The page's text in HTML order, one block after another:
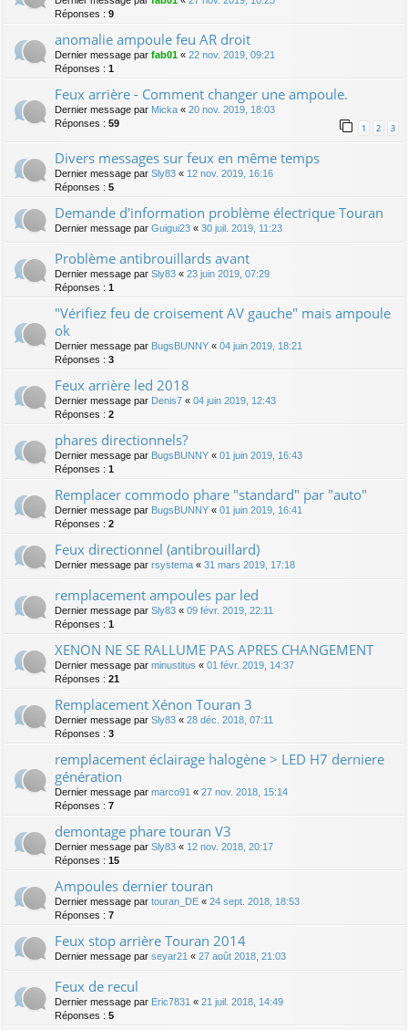
Réponses : 9
anomalie ampoule feu AR droit
Dernier message par fab01 « 22 nov. 2019, 09:21
Réponses : 1
Feux arrière - Comment changer une ampoule.
Dernier message par Micka « 20 nov. 2019, 18:03
Réponses : 59 1 2 3
Divers messages sur feux en même temps
Dernier message par Sly83 « 12 nov. 2019, 16:16
Réponses : 5
Demande d'information problème électrique Touran
Dernier message par Guigui23 « 30 juil. 2019, 11:23
Problème antibrouillards avant
Dernier message par Sly83 « 23 juin 2019, 07:29
Réponses : 1
"Vérifiez feu de croisement AV gauche" mais ampoule
ok
Dernier message par BugsBUNNY « 04 juin 2019, 18:21
Réponses : 3
Feux arrière led 2018
Dernier message par Denis7 « 04 juin 2019, 12:43
Réponses : 2
phares directionnels?
Dernier message par BugsBUNNY « 01 juin 2019, 16:43
Réponses : 1
Remplacer commodo phare "standard" par "auto"
Dernier message par BugsBUNNY « 01 juin 2019, 16:41
Réponses : 2
Feux directionnel (antibrouillard)
Dernier message par rsystema « 31 mars 2019, 17:18
remplacement ampoules par led
Dernier message par Sly83 « 09 févr. 2019, 22:11
Réponses : 1
XENON NE SE RALLUME PAS APRES CHANGEMENT
Dernier message par minustitus « 01 févr. 2019, 14:37
Réponses : 21
Remplacement Xénon Touran 3
Dernier message par Sly83 « 28 déc. 2018, 07:11
Réponses : 3
remplacement éclairage halogène > LED H7 derniere
génération
Dernier message par marco91 « 27 nov. 2018, 15:14
Réponses : 7
demontage phare touran V3
Dernier message par Sly83 « 12 nov. 2018, 20:17
Réponses : 15
Ampoules dernier touran
Dernier message par touran_DE « 24 sept. 2018, 18:53
Réponses : 7
Feux stop arrière Touran 2014
Dernier message par seyar21 « 27 août 2018, 21:03
Feux de recul
Dernier message par Eric7831 « 21 juil. 2018, 14:49
Réponses : 5